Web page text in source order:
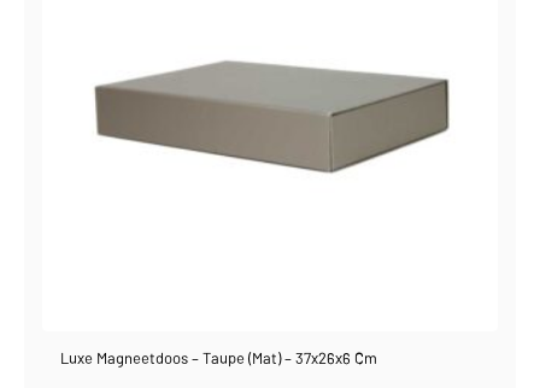
Luxe Magneetdoos – Taupe (mat) – 37x26x6 Cm